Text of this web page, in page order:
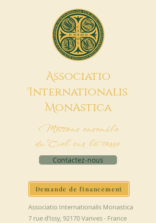
Associatio
Internationalis
MonAstica
Mettons ensemble
du Ciel sur la terre
Contactez-nous
Demande de financement
Associatio Internationalis Monastica
7 rue d’Issy, 92170 Vanves - France